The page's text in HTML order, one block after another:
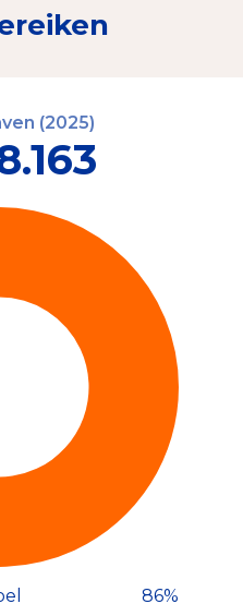
(2025)
86%